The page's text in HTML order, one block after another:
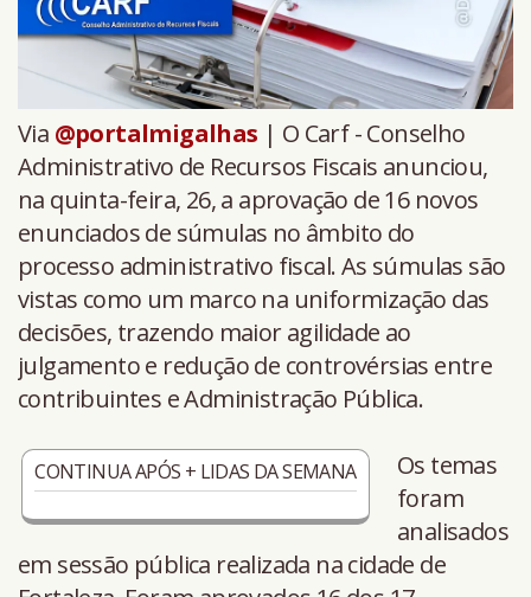
Via @portalmigalhas | O Carf - Conselho
Administrativo de Recursos Fiscais anunciou,
na quinta-feira, 26, a aprovação de 16 novos
enunciados de súmulas no âmbito do
processo administrativo fiscal. As súmulas são
vistas como um marco na uniformização das
decisões, trazendo maior agilidade ao
julgamento e redução de controvérsias entre
contribuintes e Administração Pública.
CONTINUA APÓS + LIDAS DA SEMANA
Os temas
foram
analisados
em sessão pública realizada na cidade de